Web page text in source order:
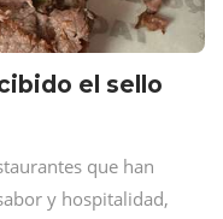
el sello
que han
y hospitalidad,